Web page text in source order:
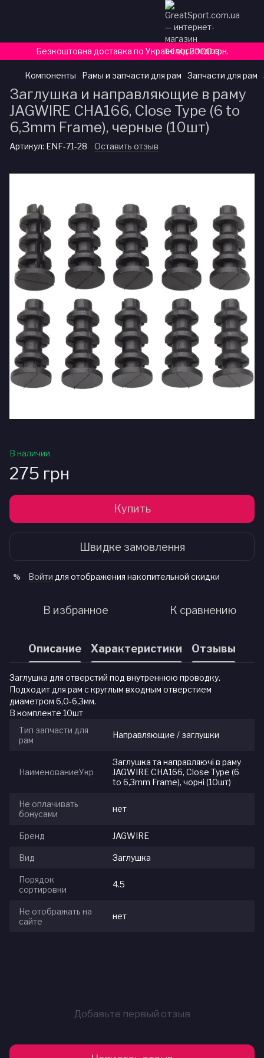
Безкоштовна доставка по Україні від 3000 грн.
Компоненты Рамы и запчасти для рам Запчасти для рам
Заглушка и направляющие в раму
JAGWIRE CHA166, Close Type (6 to
6,3mm Frame), черные (10шт)
Артикул: ENF-71-28 Оставить отзыв
В наличии
275 грн
Купить
Швидке замовлення
% Войти для отображения накопительной скидки
В избранное К сравнению
Описание Характеристики Отзывы
Заглушка для отверстий под внутреннюю проводку.
Подходит для рам с круглым входным отверстием
диаметром 6,0-6,3мм.
В комплекте 10шт
Тип запчасти для
рам
Направляющие / заглушки
НаименованиеУкр
Заглушка та направляючі в раму
JAGWIRE CHA166, Close Type (6
to 6,3mm Frame), чорні (10шт)
Не оплачивать
бонусами
нет
Бренд JAGWIRE
Вид Заглушка
Порядок
сортировки
4.5
Не отображать на
сайте
нет
Добавьте первый отзыв